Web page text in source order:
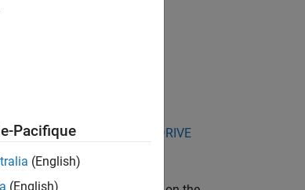
NVIDIA Jetson and NVIDIA DRIVE
®
Pacifique
(English)
(English)